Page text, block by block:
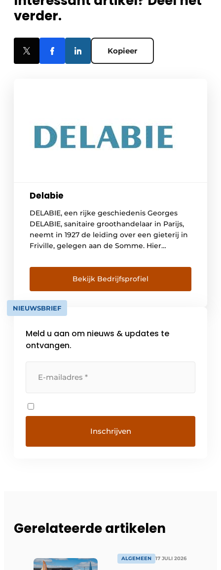
verder.
Kopieer
Delabie
DELABIE, een rijke geschiedenis Georges
DELABIE, sanitaire groothandelaar in Parijs,
neemt in 1927 de leiding over een gieterij in
Friville, gelegen aan de Somme. Hier
vloerhevels voor badkamers en keukens. De
volgende generaties streven steeds naar
een groei van het familiebedrijf, maar willen
de identiteit van het merk en de […]
Bekijk Bedrijfsprofiel
NIEUWSBRIEF
Meld u aan om nieuws & updates te
ontvangen.
Gerelateerde artikelen
ALGEMEEN 17 JULI 2026